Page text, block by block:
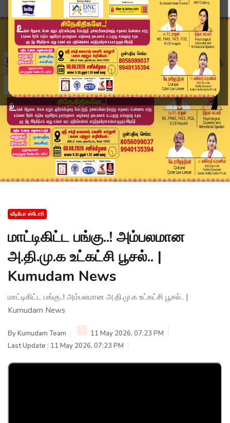
மாட்டிகிட்ட பங்கு..! அம்பலமான அ.தி.மு.க உட்கட்ச...
வீடியோ ஸ்டோரி
மாட்டிகிட்ட பங்கு..! அம்பலமான
அ.தி.மு.க உட்கட்சி பூசல்.. |
Kumudam News
மாட்டிகிட்ட பங்கு..! அம்பலமான அ.தி.மு.க உட்கட்சி பூசல்.. |
Kumudam News
ByKumudam Team
11 May 2026, 07:23 PM
Last Update : 11 May 2026, 07:23 PM